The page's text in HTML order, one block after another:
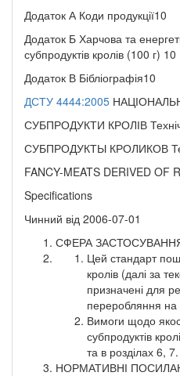
Додаток А Коди продукції10
Додаток Б Харчова та
субпродуктів кролів (100 г) 10
Додаток В Бібліографія10
ДСТУ 4444:2005
СУБПРОДУКТИ КРОЛІВ
СУБПРОДУКТЫ КРОЛИКОВ
FANCY-MEATS DERIVED OF
Specifications
Чинний від 2006-07-01
СФЕРА
Цей стандарт
кролів (далі за
призначені для
переробляння на
Вимоги щодо
субпродуктів
та в розділах 6, 7.
НОРМАТИВНІ